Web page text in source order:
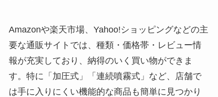
Amazonや楽天市場、Yahoo!ショッピングなどの主
要な通販サイトでは、種類・価格帯・レビュー情
報が充実しており、納得のいく買い物ができま
す。特に「加圧式」「連続噴霧式」など、店舗で
は手に入りにくい機能的な商品も簡単に見つかり